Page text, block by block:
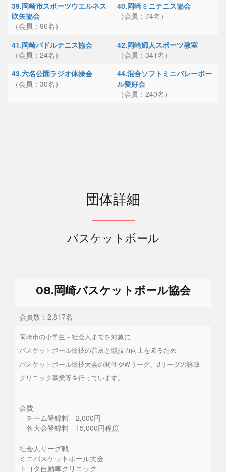
39.岡崎市スポーツウエルネス
吹矢協会
（会員：96名）
40.岡崎ミニテニス協会
（会員：74名）
41.岡崎パドルテニス協会
（会員：24名）
42.岡崎婦人スポーツ教室
（会員：341名）
43.六名公園ラジオ体操会
（会員：30名）
44.混合ソフトミニバレーボー
ル愛好会
（会員：240名）
団体詳細
バスケットボール
08.岡崎バスケットボール協会
会員数：2,817名
岡崎市の小学生～社会人までを対象に
バスケットボール競技の普及と競技力向上を図るため
バスケットボール競技大会の開催やWリーグ、Bリーグの誘致
クリニック事業等を行っています。
会費
チーム登録料 2,000円
各大会登録料 15,000円程度
社会人リーグ戦
ミニバスケットボール大会
トヨタ自動車クリニック